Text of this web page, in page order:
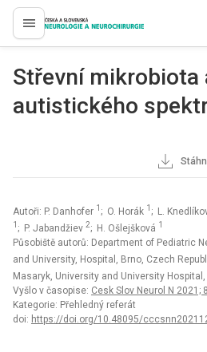
proLékaře.cz
Střevní mikrobiota
autistického
Autoři: P. Danhofer 1 ; O. Horák 1 ; L.
1 ; P. Jabandžiev 2; H. Ošlejšková 1
Působiště autorů: Department of Pediatric
and University, Hospital, Brno, Czech
Masaryk, University and University
Vyšlo v časopise: Cesk Slov Neurol N 2021;
Kategorie: Přehledný referát
doi: https://doi.org/10.48095/